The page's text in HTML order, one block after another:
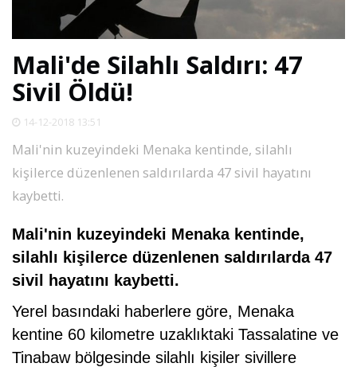
DÜNYA
VİDEO
RESMİ
REKLAMLAR
Mali'de Silahlı Saldırı: 47
Sivil Öldü!
14-12-2018 13:51
Mali'nin kuzeyindeki Menaka kentinde, silahlı
kişilerce düzenlenen saldırılarda 47 sivil hayatını
kaybetti.
Mali'nin kuzeyindeki Menaka kentinde,
silahlı kişilerce düzenlenen saldırılarda 47
sivil hayatını kaybetti.
Yerel basındaki haberlere göre, Menaka
kentine 60 kilometre uzaklıktaki Tassalatine ve
Tinabaw bölgesinde silahlı kişiler sivillere